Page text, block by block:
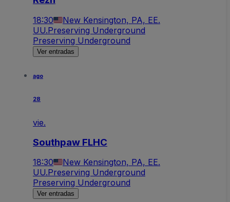
18:30
New Kensington, PA, EE.
UU.Preserving Underground
Preserving Underground
Ver entradas
ago
28
vie.
Southpaw FLHC
18:30
New Kensington, PA, EE.
UU.Preserving Underground
Preserving Underground
Ver entradas